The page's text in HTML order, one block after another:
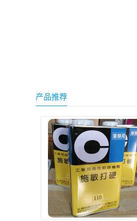
产品推荐